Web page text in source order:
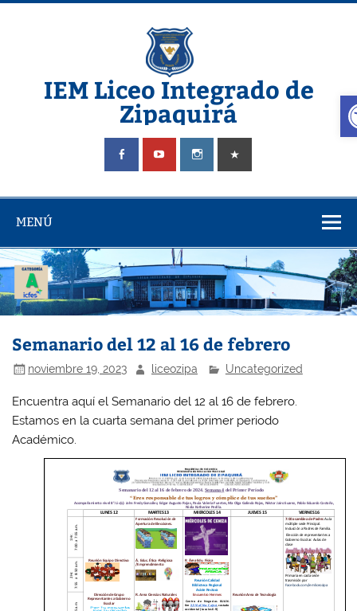
Saltar
IEM Liceo Integrado de
Zipaquirá
Pagina del Liceo Integrado Zipaquira
MENÚ
Semanario del 12 al 16 de febrero
noviembre 19, 2023 liceozipa Uncategorized
Encuentra aquí el Semanario del 12 al 16 de febrero.
Estamos en la cuarta semana del primer periodo
Académico.